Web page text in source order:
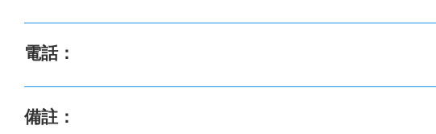
電話：
備註：